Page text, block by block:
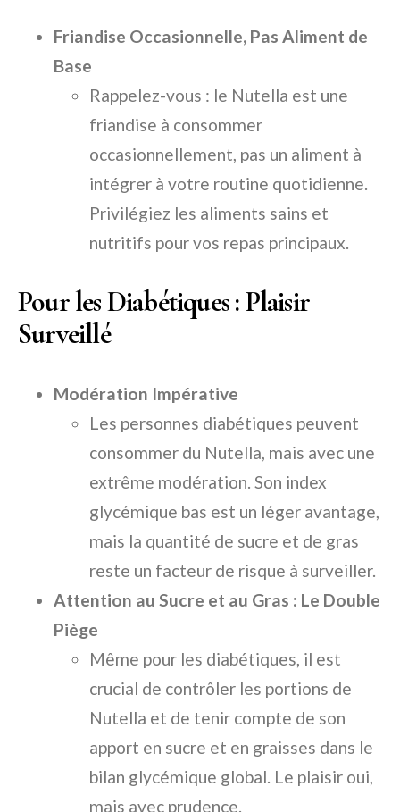
Friandise Occasionnelle, Pas Aliment de
Base
Rappelez-vous : le Nutella est une
friandise à consommer
occasionnellement, pas un aliment à
intégrer à votre routine quotidienne.
Privilégiez les aliments sains et
nutritifs pour vos repas principaux.
Pour les Diabétiques : Plaisir
Surveillé
Modération Impérative
Les personnes diabétiques peuvent
consommer du Nutella, mais avec une
extrême modération. Son index
glycémique bas est un léger avantage,
mais la quantité de sucre et de gras
reste un facteur de risque à surveiller.
Attention au Sucre et au Gras : Le Double
Piège
Même pour les diabétiques, il est
crucial de contrôler les portions de
Nutella et de tenir compte de son
apport en sucre et en graisses dans le
bilan glycémique global. Le plaisir oui,
mais avec prudence.